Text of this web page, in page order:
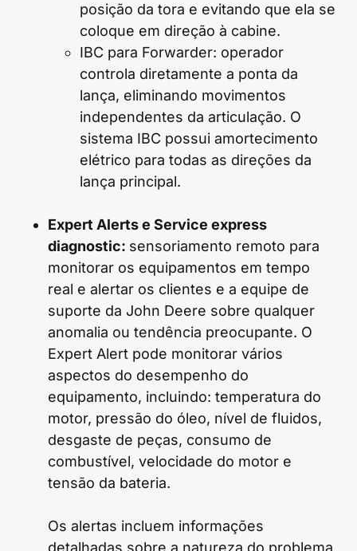
posição da tora e evitando que ela se
coloque em direção à cabine.
IBC para Forwarder: operador
controla diretamente a ponta da
lança, eliminando movimentos
independentes da articulação. O
sistema IBC possui amortecimento
elétrico para todas as direções da
lança principal.
Expert Alerts e Service express
diagnostic: sensoriamento remoto para
monitorar os equipamentos em tempo
real e alertar os clientes e a equipe de
suporte da John Deere sobre qualquer
anomalia ou tendência preocupante. O
Expert Alert pode monitorar vários
aspectos do desempenho do
equipamento, incluindo: temperatura do
motor, pressão do óleo, nível de fluidos,
desgaste de peças, consumo de
combustível, velocidade do motor e
tensão da bateria.
Os alertas incluem informações